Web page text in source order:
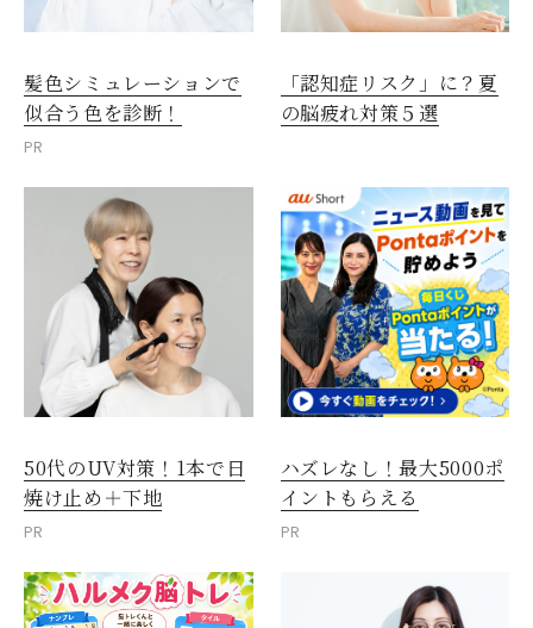
髪色シミュレーションで
似合う色を診断！
PR
「認知症リスク」に？夏
の脳疲れ対策５選
50代のUV対策！1本で日
焼け止め＋下地
PR
ハズレなし！最大5000ポ
イントもらえる
PR